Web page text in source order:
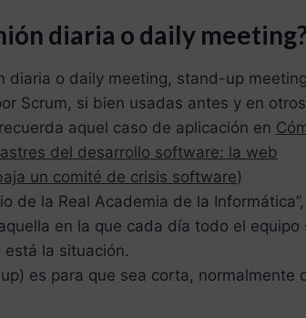
diaria o daily
diaria o daily meeting, stand-up meeting
Scrum, si bien usadas antes y en otros
aquel caso de aplicación en
del desarrollo software: la web
un comité de crisis software)
de la Real Academia de la Informática”,
en la que cada día todo el equipo
la situación.
es para que sea corta, normalmente